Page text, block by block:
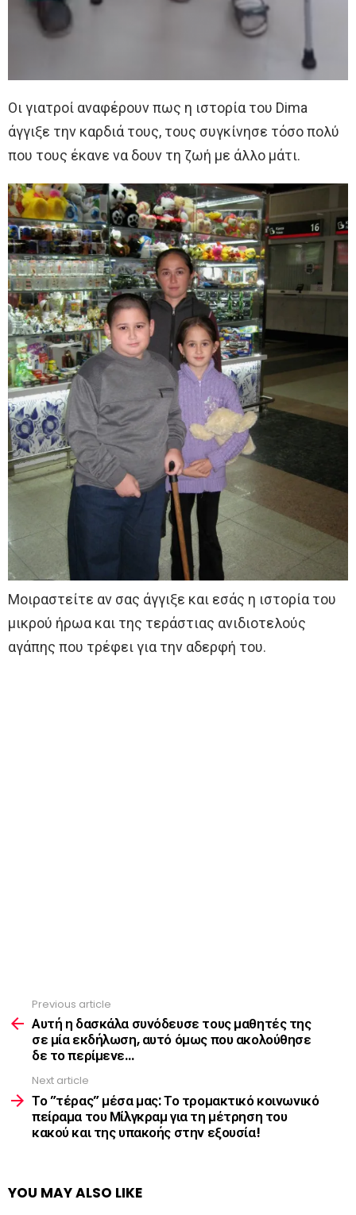
Οι γιατροί αναφέρουν πως η ιστορία του Dima
άγγιξε την καρδιά τους, τους συγκίνησε τόσο πολύ
που τους έκανε να δουν τη ζωή με άλλο μάτι.
Μοιραστείτε αν σας άγγιξε και εσάς η ιστορία του
μικρού ήρωα και της τεράστιας ανιδιοτελούς
αγάπης που τρέφει για την αδερφή του.
more
Previous article
Αυτή η δασκάλα συνόδευσε τους μαθητές της
σε μία εκδήλωση, αυτό όμως που ακολούθησε
δε το περίμενε…
Next article
Το ”τέρας” μέσα μας: Το τρομακτικό κοινωνικό
πείραμα του Μίλγκραμ για τη μέτρηση του
κακού και της υπακοής στην εξουσία!
YOU MAY ALSO LIKE